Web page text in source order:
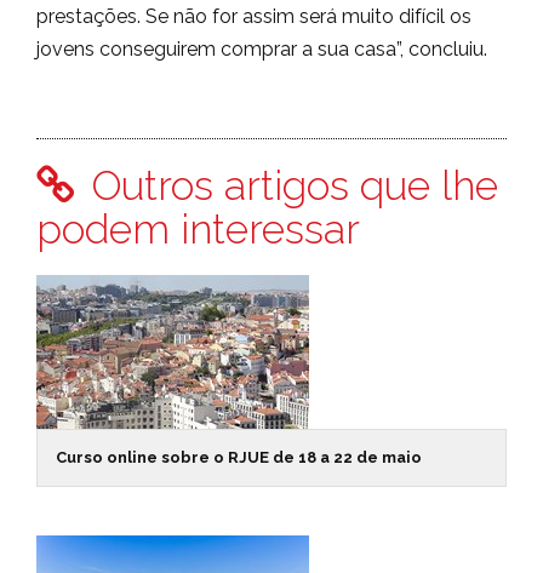
prestações. Se não for assim será muito difícil os
jovens conseguirem comprar a sua casa”, concluiu.
Outros artigos que lhe
podem interessar
Curso online sobre o RJUE de 18 a 22 de maio